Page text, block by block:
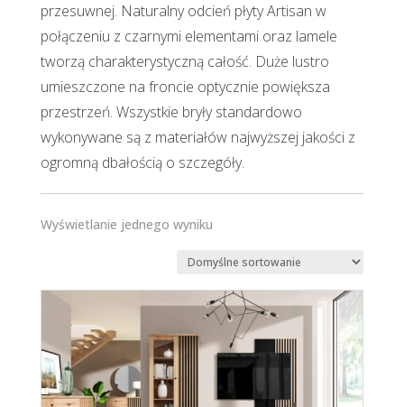
przesuwnej. Naturalny odcień płyty Artisan w
połączeniu z czarnymi elementami oraz lamele
tworzą charakterystyczną całość. Duże lustro
umieszczone na froncie optycznie powiększa
przestrzeń. Wszystkie bryły standardowo
wykonywane są z materiałów najwyższej jakości z
ogromną dbałością o szczegóły.
Wyświetlanie jednego wyniku